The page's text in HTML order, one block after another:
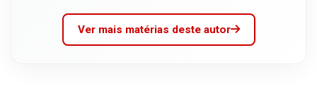
Ver mais matérias deste autor